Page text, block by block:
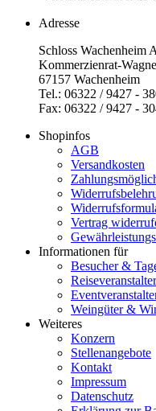
Adresse
Schloss Wachenheim
Kommerzienrat-
67157 Wachenheim
Tel.: 06322 / 9427 -
Fax: 06322 / 9427 -
Shopinfos
AGB
Versandkosten
Vertrag
Informationen für
Besucher &
Reiseveranstalter
Weingüter &
Weiteres
Konzern
Stellenangebote
Kontakt
Impressum
Datenschutz